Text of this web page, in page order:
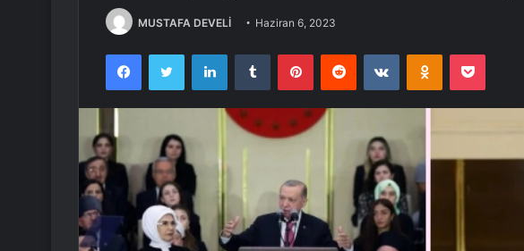
MUSTAFA DEVELİ Haziran 6, 2023
FacebookTwitter LinkedInTumblr PinterestReddit VKontakteOdnoklassniki
Pocket